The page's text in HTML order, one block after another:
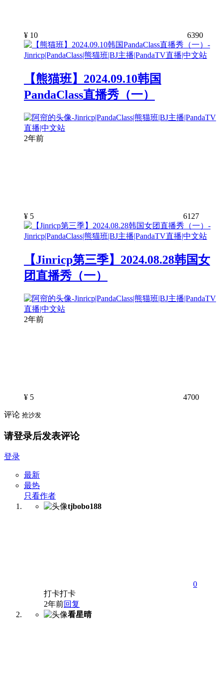
¥ 10 6390
【熊猫班】2024.09.10韩国
PandaClass直播秀（一）
2年前
¥ 5 6127
【Jinricp第三季】2024.08.28韩国女
团直播秀（一）
2年前
¥ 5 4700
评论 抢沙发
请登录后发表评论
登录
最新
最热
只看作者
tjbobo188
0
打卡打卡
2年前回复
看星晴